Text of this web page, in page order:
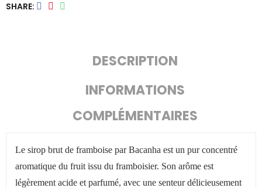
SHARE
DESCRIPTION
INFORMATIONS
COMPLÉMENTAIRES
Le sirop brut de framboise par Bacanha est un pur concentré
aromatique du fruit issu du framboisier. Son arôme est
légèrement acide et parfumé, avec une senteur délicieusement